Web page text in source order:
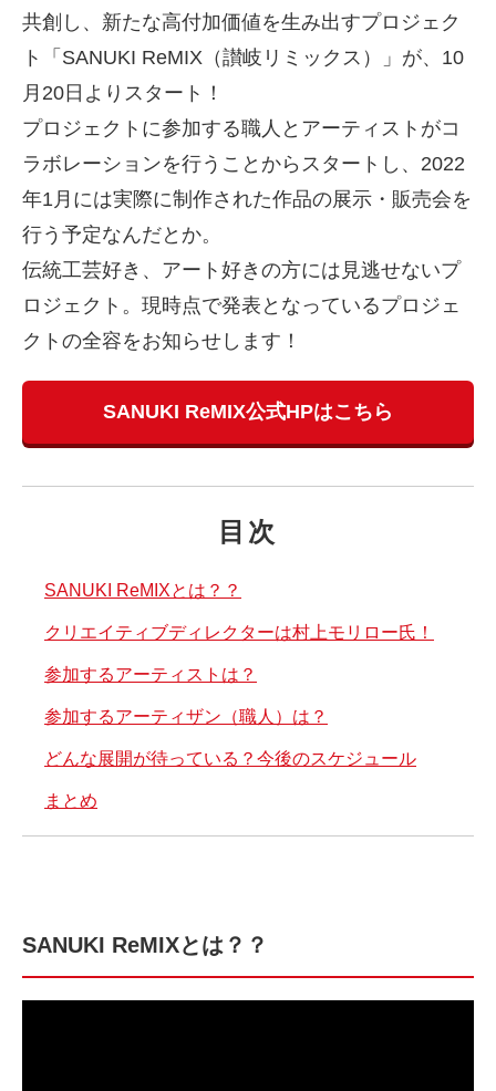
共創し、新たな高付加価値を生み出すプロジェク
ト「SANUKI ReMIX（讃岐リミックス）」が、10
月20日よりスタート！
プロジェクトに参加する職人とアーティストがコ
ラボレーションを行うことからスタートし、2022
年1月には実際に制作された作品の展示・販売会を
行う予定なんだとか。
伝統工芸好き、アート好きの方には見逃せないプ
ロジェクト。現時点で発表となっているプロジェ
クトの全容をお知らせします！
SANUKI ReMIX公式HPはこちら
目次
SANUKI ReMIXとは？？
クリエイティブディレクターは村上モリロー氏！
参加するアーティストは？
参加するアーティザン（職人）は？
どんな展開が待っている？今後のスケジュール
まとめ
SANUKI ReMIXとは？？